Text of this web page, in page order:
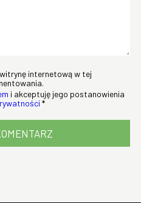
internetową w tej
i akceptuję jego postanowienia
*